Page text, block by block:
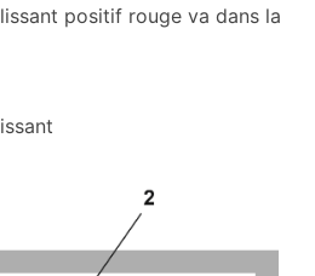
positif rouge va dans la